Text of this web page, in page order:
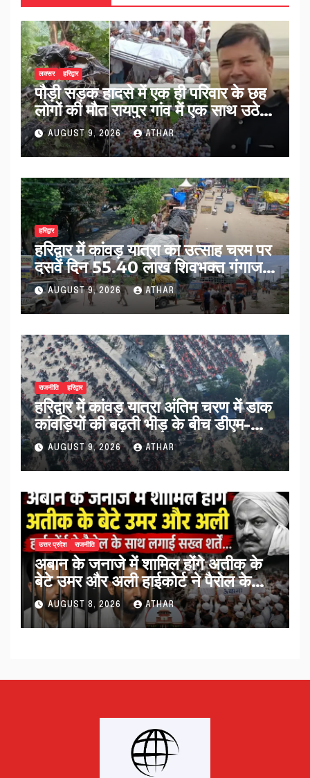
लक्सर हरिद्वार
पौड़ी सड़क हादसे में एक ही परिवार के छह
लोगों की मौत रायपुर गांव में एक साथ उठे
जनाजे…
AUGUST 9, 2026 ATHAR
हरिद्वार
हरिद्वार में कांवड़ यात्रा का उत्साह चरम पर
दसवें दिन 55.40 लाख शिवभक्त गंगाजल
लेकर रवाना…
AUGUST 9, 2026 ATHAR
राजनीति हरिद्वार
हरिद्वार में कांवड़ यात्रा अंतिम चरण में डाक
कांवड़ियों की बढ़ती भीड़ के बीच डीएम-
एसएसपी ने संभाला मोर्चा…
AUGUST 9, 2026 ATHAR
उत्तर प्रदेश राजनीति
अबान के जनाजे में शामिल होंगे अतीक के
बेटे उमर और अली हाईकोर्ट ने पैरोल के
साथ लगाईं सख्त शर्तें…
AUGUST 8, 2026 ATHAR